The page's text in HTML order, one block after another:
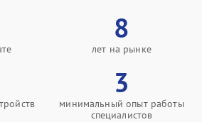
8
лет на рынке
3
минимальный опыт работы
специалистов